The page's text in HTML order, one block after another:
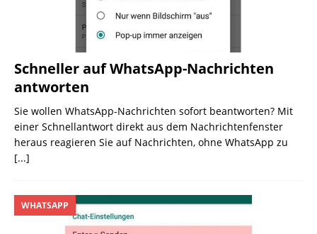
Schneller auf WhatsApp-Nachrichten
antworten
Sie wollen WhatsApp-Nachrichten sofort beantworten? Mit
einer Schnellantwort direkt aus dem Nachrichtenfenster
heraus reagieren Sie auf Nachrichten, ohne WhatsApp zu
[...]
WHATSAPP